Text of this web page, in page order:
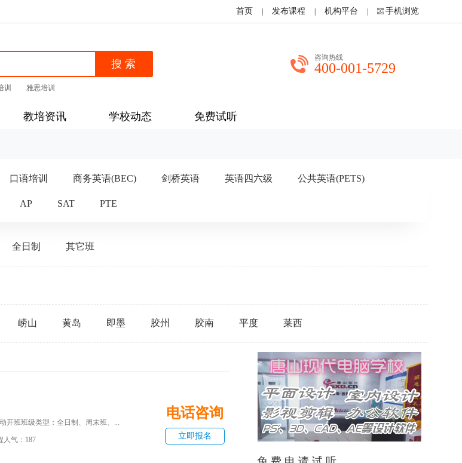
首页 发布课程 机构平台 手机浏览
训 雅思培训
咨询热线
400-001-5729
教培资讯 学校动态 免费试听
口语培训 商务英语(BEC) 剑桥英语 英语四六级 公共英语(PETS)
AP SAT PTE
全日制 其它班
崂山 黄岛 即墨 胶州 胶南 平度 莱西
开班班级类型：全日制、周末班、...
人气：187
电话咨询
立即报名